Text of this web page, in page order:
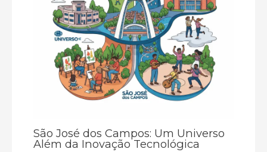
São José dos Campos: Um Universo
Além da Inovação Tecnológica